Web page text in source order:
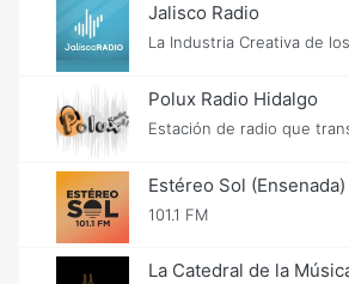
Jalisco Radio
La Industria Creativa de
Polux Radio Hidalgo
Estación de radio que
Estéreo Sol (Ensenada)
101.1 FM
La Catedral de la